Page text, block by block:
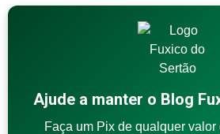
Ajude a manter o Blog
Faça um Pix de qualquer valor